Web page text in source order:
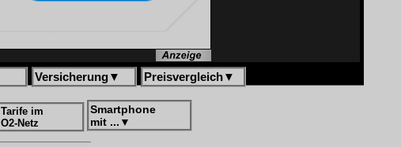
Versicherung▼ Preisvergleich▼
Tarife im
O2-Netz
Smartphone
mit ... ▼